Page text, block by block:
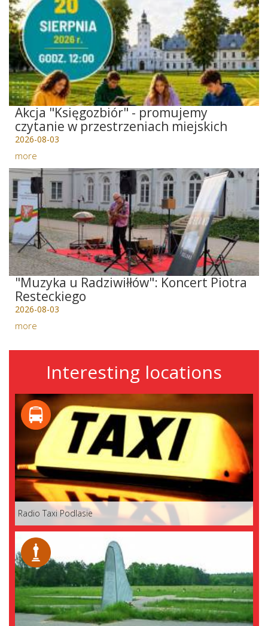
Akcja "Księgozbiór" - promujemy
czytanie w przestrzeniach miejskich
2026-08-03
more
"Muzyka u Radziwiłłów": Koncert Piotra
Resteckiego
2026-08-03
more
Interesting locations
Radio Taxi Podlasie